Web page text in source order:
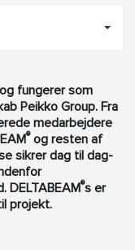
fungerer som
Peikko Group. Fra
medarbejdere
®og resten af
sikrer dag til dag-
DELTABEAM®s er
projekt.